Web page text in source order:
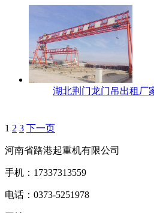
湖北荆门龙门吊出租厂
1 2 3 下一页
河南省路港起重机有限公司
手机：17337313559
电话：0373-5251978